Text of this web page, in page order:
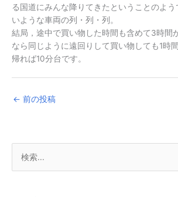
る国道にみんな降りてきたということのよ
いような車両の列・列・列。
結局，途中で買い物した時間も含めて3時間
なら同じように遠回りして買い物しても1時
帰れば10分台です。
← 前の投稿